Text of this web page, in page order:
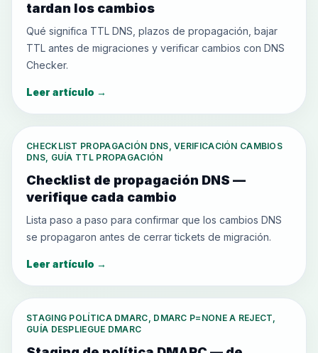
tardan los cambios
Qué significa TTL DNS, plazos de propagación, bajar
TTL antes de migraciones y verificar cambios con DNS
Checker.
Leer artículo →
CHECKLIST PROPAGACIÓN DNS, VERIFICACIÓN CAMBIOS
DNS, GUÍA TTL PROPAGACIÓN
Checklist de propagación DNS —
verifique cada cambio
Lista paso a paso para confirmar que los cambios DNS
se propagaron antes de cerrar tickets de migración.
Leer artículo →
STAGING POLÍTICA DMARC, DMARC P=NONE A REJECT,
GUÍA DESPLIEGUE DMARC